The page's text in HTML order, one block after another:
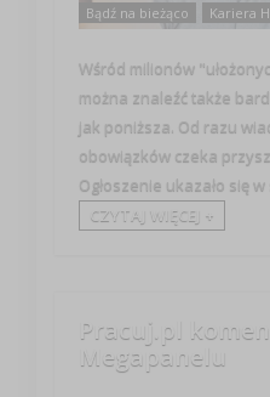
Bądź na bieżąco Kariera
Wśród milionów
można znaleźć także
jak poniższa. Od razu
obowiązków czeka
Ogłoszenie ukazało się
CZYTAJ WIĘCEJ +
Pracuj.pl
Megapanelu